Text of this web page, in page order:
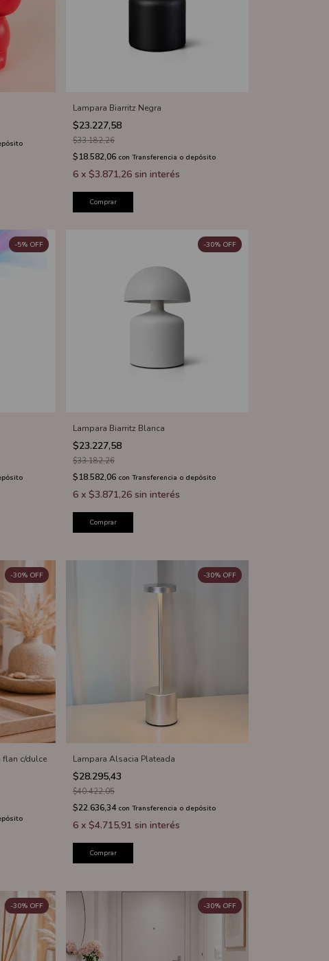
Lampara Biarritz Negra
$23.227,58
$33.182,26
$18.582,06 con Transferencia o depósito
6 x $3.871,26 sin interés
Comprar
-5% OFF
Lampara Biarritz Blanca
$23.227,58
-30% OFF
$33.182,26
$18.582,06 con Transferencia o depósito
6 x $3.871,26 sin interés
Comprar
c/dulce
-30% OFF
Lampara Alsacia Plateada
$28.295,43
-30% OFF
$40.422,05
$22.636,34 con Transferencia o depósito
6 x $4.715,91 sin interés
Comprar
-30% OFF -30% OFF